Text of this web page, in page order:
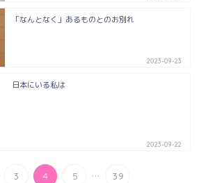
「なんとなく」あるものとのお別れ
2023-09-23
日本にいる私は
2023-09-22
3 4 5 ... 39